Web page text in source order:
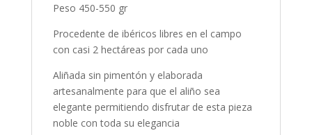
Peso 450-550 gr
Procedente de ibéricos libres en el campo
con casi 2 hectáreas por cada uno
Aliñada sin pimentón y elaborada
artesanalmente para que el aliño sea
elegante permitiendo disfrutar de esta pieza
noble con toda su elegancia